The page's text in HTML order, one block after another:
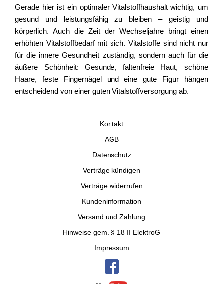
Gerade hier ist ein optimaler Vitalstoffhaushalt wichtig, um
gesund und leistungsfähig zu bleiben – geistig und
körperlich. Auch die Zeit der Wechseljahre bringt einen
erhöhten Vitalstoffbedarf mit sich. Vitalstoffe sind nicht nur
für die innere Gesundheit zuständig, sondern auch für die
äußere Schönheit: Gesunde, faltenfreie Haut, schöne
Haare, feste Fingernägel und eine gute Figur hängen
entscheidend von einer guten Vitalstoffversorgung ab.
Kontakt
AGB
Datenschutz
Verträge kündigen
Verträge widerrufen
Kundeninformation
Versand und Zahlung
Hinweise gem. § 18 II ElektroG
Impressum